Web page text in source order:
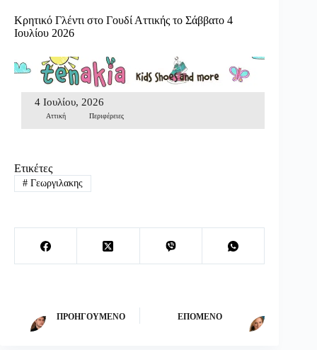
Κρητικό Γλέντι στο Γουδί Αττικής το Σάββατο 4
Ιουλίου 2026
4 Ιουλίου, 2026
Αττική Περιφέρειες
Ετικέτες
#Γεωργιλακης
ΠΡΟΗΓΟΎΜΕΝΟ ΕΠΌΜΕΝΟ